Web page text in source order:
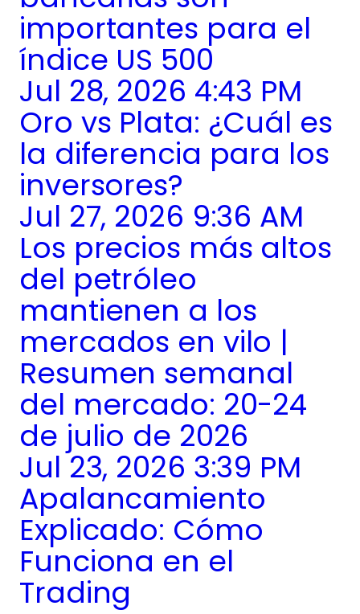
importantes para el
índice US 500
Jul 28, 2026 4:43 PM
Oro vs Plata: ¿Cuál es
la diferencia para los
inversores?
Jul 27, 2026 9:36 AM
Los precios más altos
del petróleo
mantienen a los
mercados en vilo |
Resumen semanal
del mercado: 20-24
de julio de 2026
Jul 23, 2026 3:39 PM
Apalancamiento
Explicado: Cómo
Funciona en el
Trading